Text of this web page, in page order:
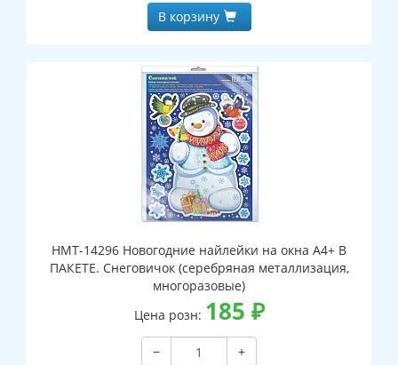
В корзину
НМТ-14296 Новогодние найлейки на окна А4+ В
ПАКЕТЕ. Снеговичок (серебряная металлизация,
многоразовые)
Цена розн: 185 ₽
−
+